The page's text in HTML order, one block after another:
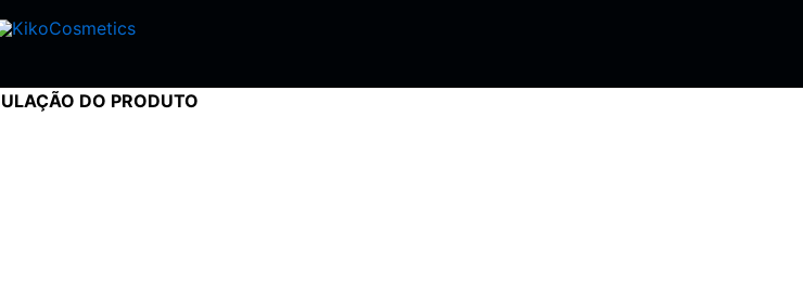
DO PRODUTO